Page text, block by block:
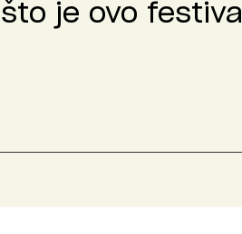
je ovo festival